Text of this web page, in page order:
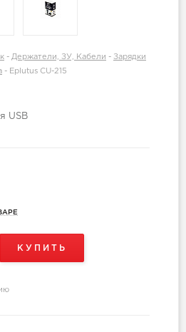
- Держатели, ЗУ, Кабели - Зарядки
- Eplutus CU-215
USB
КУПИТЬ